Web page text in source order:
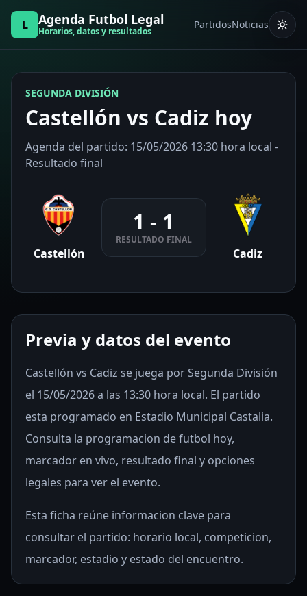
L Agenda Futbol Legal
Horarios, datos y resultados
PartidosNoticias
SEGUNDA DIVISIÓN
Castellón vs Cadiz hoy
Agenda del partido: 15/05/2026 13:30 hora local -
Resultado final
Castellón
1 - 1
RESULTADO FINAL
Cadiz
Previa y datos del evento
Castellón vs Cadiz se juega por Segunda División
el 15/05/2026 a las 13:30 hora local. El partido
esta programado en Estadio Municipal Castalia.
Consulta la programacion de futbol hoy,
marcador en vivo, resultado final y opciones
legales para ver el evento.
Esta ficha reúne informacion clave para
consultar el partido: horario local, competicion,
marcador, estadio y estado del encuentro.